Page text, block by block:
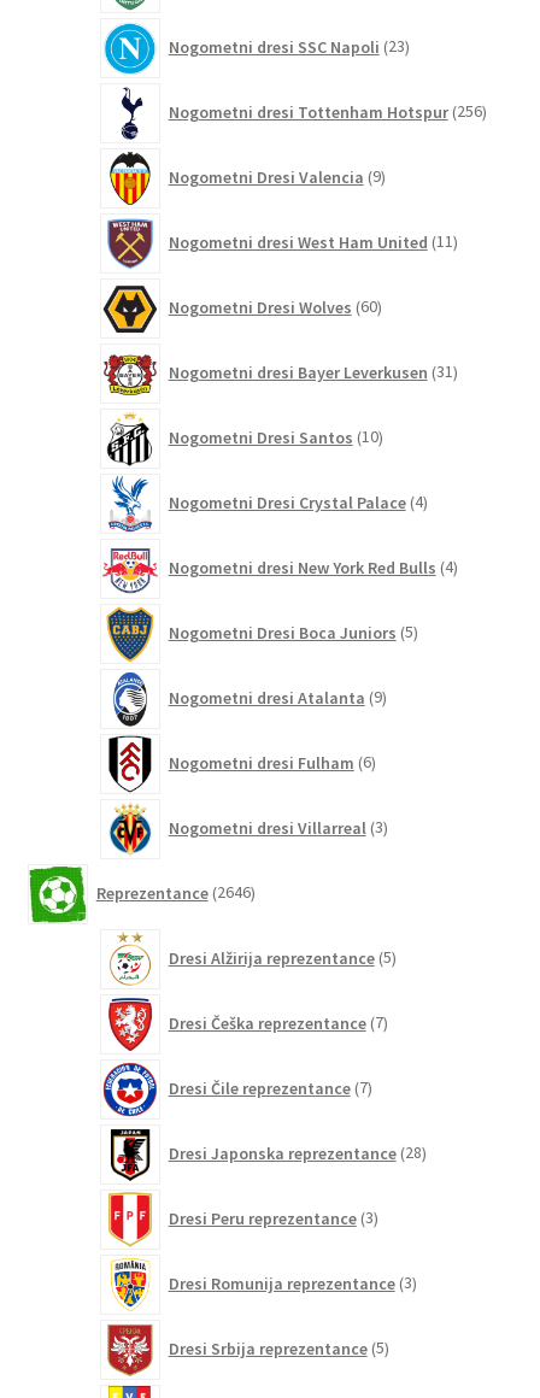
Nogometni dresi SSC Napoli 23izdelkov
Nogometni dresi Tottenham Hotspur 256
Nogometni Dresi Valencia 9izdelkov
Nogometni dresi West Ham United 11izdelkov
Nogometni Dresi Wolves 60izdelkov
Nogometni dresi Bayer Leverkusen 31izdelkov
Nogometni Dresi Santos 10izdelkov
Nogometni Dresi Crystal Palace 4izdelki
Nogometni dresi New York Red Bulls 4izdelki
Nogometni Dresi Boca Juniors 5izdelkov
Nogometni dresi Atalanta 9izdelkov
Nogometni dresi Fulham 6izdelkov
Nogometni dresi Villarreal 3izdelki
Reprezentance 2646izdelkov
Dresi Alžirija reprezentance 5izdelkov
Dresi Češka reprezentance 7izdelkov
Dresi Čile reprezentance 7izdelkov
Dresi Japonska reprezentance 28izdelkov
Dresi Peru reprezentance 3izdelki
Dresi Romunija reprezentance 3izdelki
Dresi Srbija reprezentance 5izdelkov